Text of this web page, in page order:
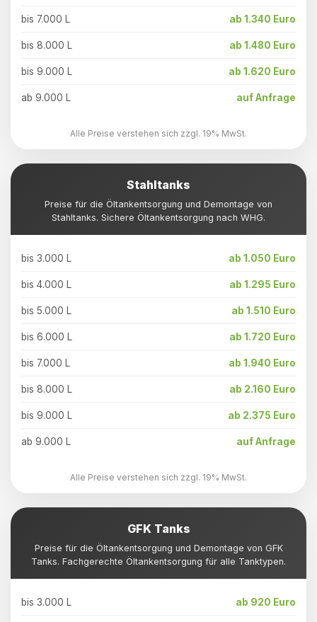
bis 7.000 L ab 1.340 Euro
bis 8.000 L ab 1.480 Euro
bis 9.000 L ab 1.620 Euro
ab 9.000 L auf Anfrage
Alle Preise verstehen sich zzgl. 19% MwSt.
Stahltanks
Preise für die Öltankentsorgung und Demontage von
Stahltanks. Sichere Öltankentsorgung nach WHG.
bis 3.000 L ab 1.050 Euro
bis 4.000 L ab 1.295 Euro
bis 5.000 L ab 1.510 Euro
bis 6.000 L ab 1.720 Euro
bis 7.000 L ab 1.940 Euro
bis 8.000 L ab 2.160 Euro
bis 9.000 L ab 2.375 Euro
ab 9.000 L auf Anfrage
Alle Preise verstehen sich zzgl. 19% MwSt.
GFK Tanks
Preise für die Öltankentsorgung und Demontage von GFK
Tanks. Fachgerechte Öltankentsorgung für alle Tanktypen.
bis 3.000 L ab 920 Euro